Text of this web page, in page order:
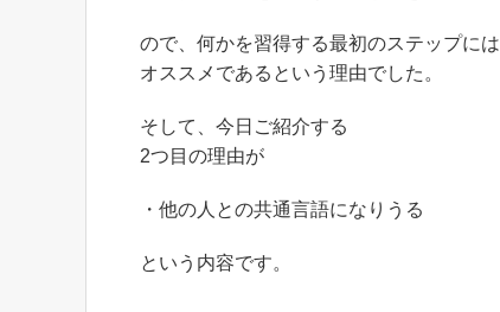
ので、何かを習得する最初のステップには
オススメであるという理由でした。
そして、今日ご紹介する
2つ目の理由が
・他の人との共通言語になりうる
という内容です。